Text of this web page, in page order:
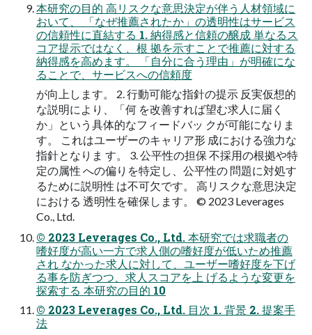
本研究の目的 高リスクな意思決定が伴う人材領域に
おいて、 「なぜ推薦されたか」の透明性はサービス
の信頼性に直結する 1. 納得感と信頼の醸成 単なるス
コア提示ではなく、根 拠を示すことで推薦に対する
納得感を高めます。 「自分に合う理由」が明確にな
ることで、サービスへの信頼度
が向上します。 2. 行動可能な指針の提示 反実仮想的
な説明により、「何 を改善すれば望む求人に届く
か」という具体的なフィードバッ クが可能になりま
す。 これはユーザーのキャリア形 成における強力な
指針となりま す。 3. 公平性の担保 不採用の根拠や特
定の属性 への偏りを特定し、公平性の 問題に対処す
るために説明性 は不可欠です。 高リスクな意思決定
における 透明性を確保します。 © 2023 Leverages
Co., Ltd.
© 2023 Leverages Co., Ltd. 本研究では求職者の
嗜好度が高い一方で求人側の嗜好度が低いため推薦
され なかった求人に対して、ユーザー嗜好度を下げ
る事を防ぎつつ、求人スコアを上 げるような変更を
探索する 本研究の目的 10
© 2023 Leverages Co., Ltd. 目次 1. 背景 2. 提案手
法